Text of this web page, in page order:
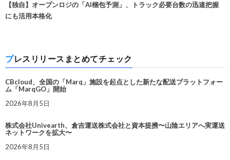
【独自】オープンロジの「AI梱包予測」、トラック必要台数の迅速把握
にも活用本格化
プレスリリースまとめてチェック
CBcloud、全国の「Marq」施設を起点とした新たな配送プラットフォー
ム「MarqGO」開始
2026年8月5日
株式会社Univearth、倉吉運送株式会社と資本提携〜山陰エリアへ実運送
ネットワークを拡大〜
2026年8月5日